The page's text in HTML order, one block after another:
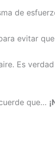
de
evitar
Es
que…